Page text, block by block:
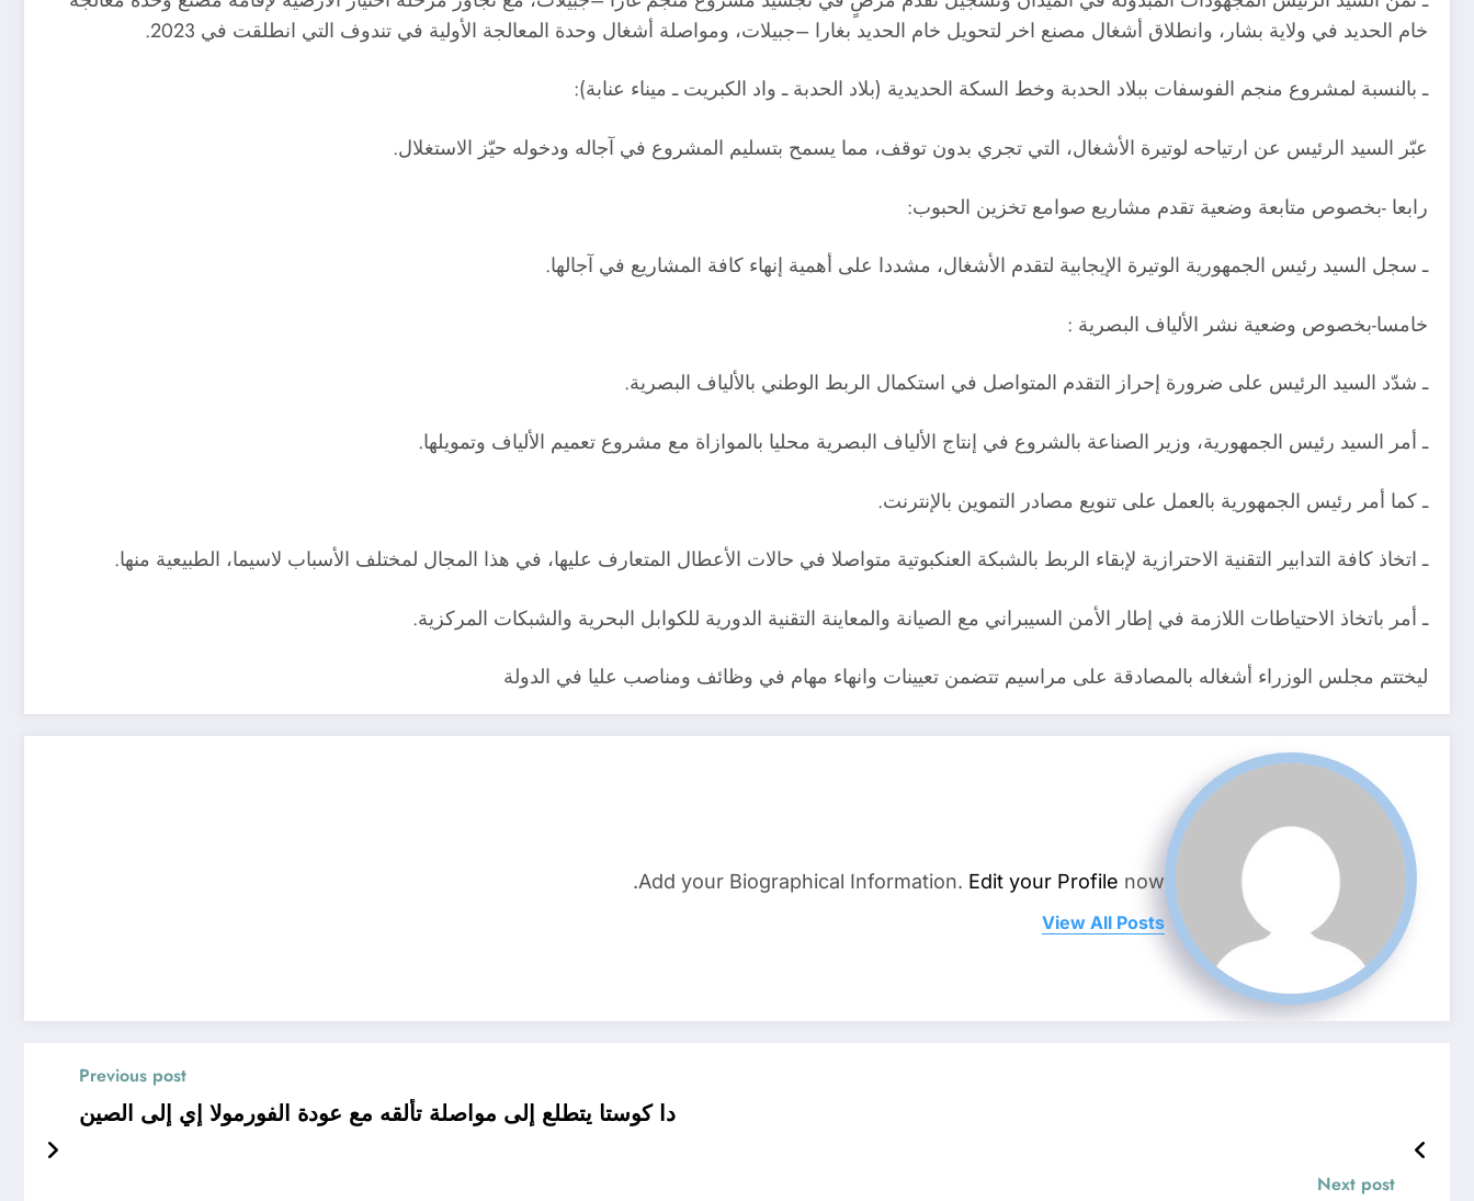
خام الحديد في ولاية بشار، وانطلاق أشغال مصنع اخر لتحويل خام الحديد بغارا –جبيلات، ومواصلة أشغال وحدة المعالجة الأولية في تندوف التي انطلقت في 2023.
ـ بالنسبة لمشروع منجم الفوسفات ببلاد الحدبة وخط السكة الحديدية (بلاد الحدبة ـ واد الكبريت ـ ميناء عنابة):
عبّر السيد الرئيس عن ارتياحه لوتيرة الأشغال، التي تجري بدون توقف، مما يسمح بتسليم المشروع في آجاله ودخوله حيّز الاستغلال.
رابعا -بخصوص متابعة وضعية تقدم مشاريع صوامع تخزين الحبوب:
ـ سجل السيد رئيس الجمهورية الوتيرة الإيجابية لتقدم الأشغال، مشددا على أهمية إنهاء كافة المشاريع في آجالها.
خامسا-بخصوص وضعية نشر الألياف البصرية :
ـ شدّد السيد الرئيس على ضرورة إحراز التقدم المتواصل في استكمال الربط الوطني بالألياف البصرية.
ـ أمر السيد رئيس الجمهورية، وزير الصناعة بالشروع في إنتاج الألياف البصرية محليا بالموازاة مع مشروع تعميم الألياف وتمويلها.
ـ كما أمر رئيس الجمهورية بالعمل على تنويع مصادر التموين بالإنترنت.
ـ اتخاذ كافة التدابير التقنية الاحترازية لإبقاء الربط بالشبكة العنكبوتية متواصلا في حالات الأعطال المتعارف عليها، في هذا المجال لمختلف الأسباب لاسيما، الطبيعية منها.
ـ أمر باتخاذ الاحتياطات اللازمة في إطار الأمن السيبراني مع الصيانة والمعاينة التقنية الدورية للكوابل البحرية والشبكات المركزية.
ليختتم مجلس الوزراء أشغاله بالمصادقة على مراسيم تتضمن تعيينات وانهاء مهام في وظائف ومناصب عليا في الدولة
Add your Biographical Information. Edit your Profile now.
View All Posts
Previous post
دا كوستا يتطلع إلى مواصلة تألقه مع عودة الفورمولا إي إلى الصين
Next post